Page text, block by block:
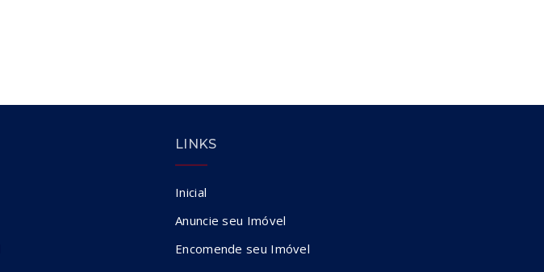
LINKS
Inicial
Anuncie seu Imóvel
Encomende seu Imóvel